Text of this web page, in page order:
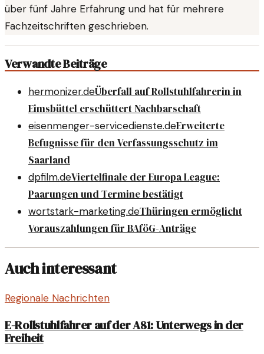
über fünf Jahre Erfahrung und hat für mehrere
Fachzeitschriften geschrieben.
Verwandte Beiträge
hermonizer.deÜberfall auf Rollstuhlfahrerin in
Eimsbüttel erschüttert Nachbarschaft
eisenmenger-servicedienste.deErweiterte
Befugnisse für den Verfassungsschutz im
Saarland
dpfilm.deViertelfinale der Europa League:
Paarungen und Termine bestätigt
wortstark-marketing.deThüringen ermöglicht
Vorauszahlungen für BAföG-Anträge
Auch interessant
Regionale Nachrichten
E-Rollstuhlfahrer auf der A81: Unterwegs in der
Freiheit